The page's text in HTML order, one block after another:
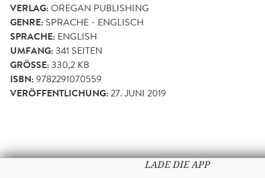
VERLAG:OREGAN PUBLISHING
GENRE: SPRACHE - ENGLISCH
SPRACHE: ENGLISH
UMFANG:341 SEITEN
GRÖSSE: 330,2 KB
ISBN:9782291070559
VERÖFFENTLICHUNG:27. JUNI 2019
LADE DIE APP